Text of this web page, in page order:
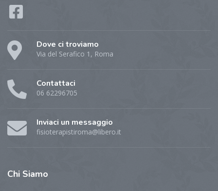
Dove ci troviamo
Via del Serafico 1, Roma
Contattaci
06 62296705
Inviaci un messaggio
fisioterapistiroma@libero.it
Chi Siamo